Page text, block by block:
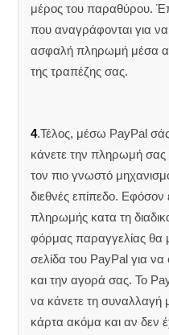
μέρος του παραθύρου.
που αναγράφονται για
ασφαλή πληρωμή μέσα
της τραπέζης σας.
4.Τέλος, μέσω PayPal
κάνετε την πληρωμή
τον πιο γνωστό
διεθνές επίπεδο. Εφόσον
πληρωμής κατα τη
φόρμας παραγγελίας θα
σελίδα του PayPal για
και την αγορά σας. Το
να κάνετε τη συναλλαγή
κάρτα ακόμα και αν δεν